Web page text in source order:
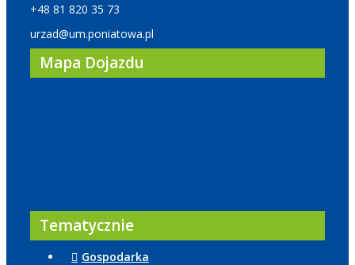
+48 81 820 35 73
urzad@um.poniatowa.pl
Mapa Dojazdu
Tematycznie
Gospodarka